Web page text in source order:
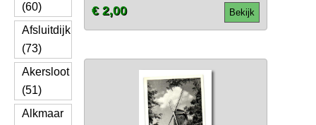
(60)
Afsluitdijk
(73)
Akersloot
(51)
Alkmaar
Bekijk
€ 2,00